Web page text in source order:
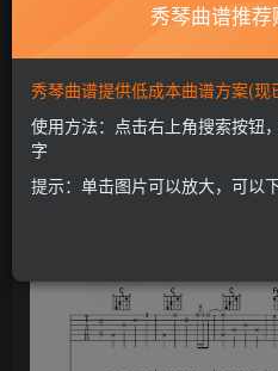
免费
开
秀琴曲谱推
秀琴曲谱提供低成本曲谱方案(
使用方法：点击右上角搜索按钮
字
提示：单击图片可以放大，可以